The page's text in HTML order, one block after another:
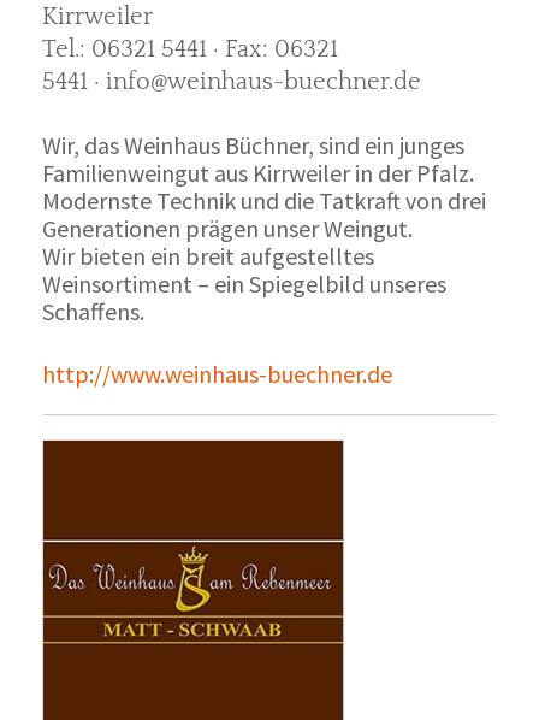
Kirrweiler
Tel.: 06321 5441 · Fax: 06321
5441 · info@weinhaus-buechner.de
Wir, das Weinhaus Büchner, sind ein junges
Familienweingut aus Kirrweiler in der Pfalz.
Modernste Technik und die Tatkraft von drei
Generationen prägen unser Weingut.
Wir bieten ein breit aufgestelltes
Weinsortiment – ein Spiegelbild unseres
Schaffens.
http://www.weinhaus-buechner.de